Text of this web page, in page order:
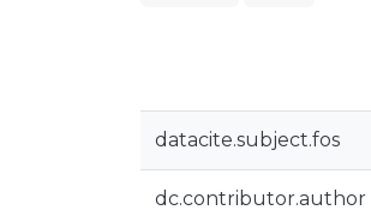
datacite.subject.fos
dc.contributor.author